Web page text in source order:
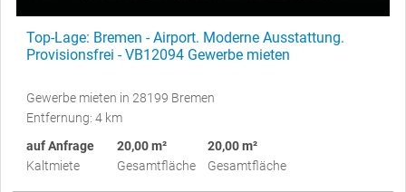
Top-Lage: Bremen - Airport. Moderne Ausstattung.
Provisionsfrei - VB12094 Gewerbe mieten
Gewerbe mieten in 28199 Bremen
Entfernung: 4 km
auf Anfrage
Kaltmiete
20,00 m²
Gesamtfläche
20,00 m²
Gesamtfläche